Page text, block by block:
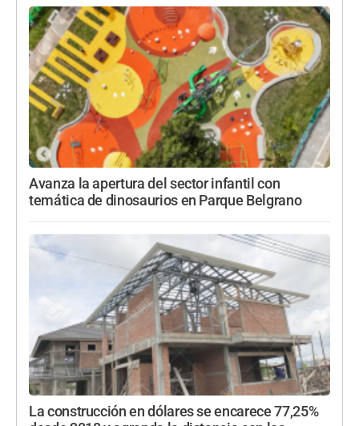
Avanza la apertura del sector infantil con
temática de dinosaurios en Parque Belgrano
La construcción en dólares se encarece 77,25%